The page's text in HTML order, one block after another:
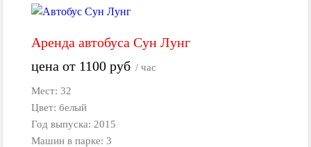
Аренда автобуса Сун Лунг
цена от 1100руб / час
Мест: 32
Цвет: белый
Год выпуска: 2015
Машин в парке: 3